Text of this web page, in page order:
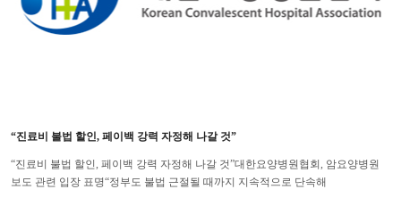
“진료비 불법 할인, 페이백 강력 자정해 나갈 것”
“진료비 불법 할인, 페이백 강력 자정해 나갈 것”대한요양병원협회, 암요양병원
보도 관련 입장 표명“정부도 불법 근절될 때까지 지속적으로 단속해